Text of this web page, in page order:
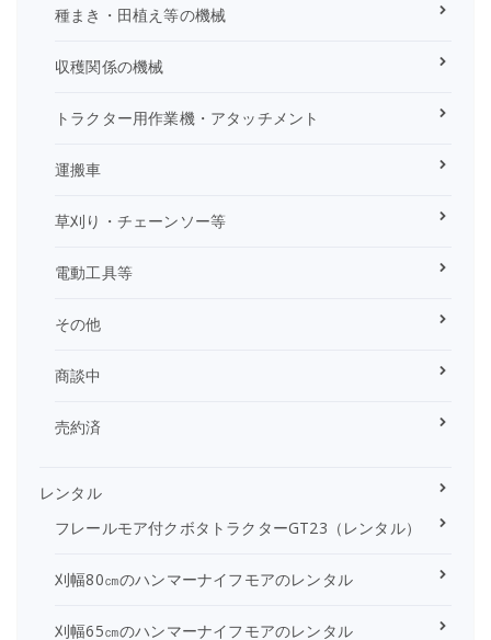
種まき・田植え等の機械
収穫関係の機械
トラクター用作業機・アタッチメント
運搬車
草刈り・チェーンソー等
電動工具等
その他
商談中
売約済
レンタル
フレールモア付クボタトラクターGT23（レンタル）
刈幅80㎝のハンマーナイフモアのレンタル
刈幅65㎝のハンマーナイフモアのレンタル